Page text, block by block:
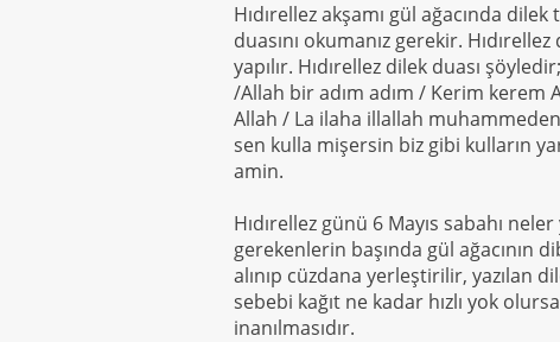
Hıdırellez akşamı gül ağacında
duasını okumanız gerekir.
yapılır. Hıdırellez dilek duası
/Allah bir adım adım / Kerim kerem
Allah / La ilaha illallah
sen kulla mişersin biz gibi kulların
amin.
Hıdırellez günü 6 Mayıs sabahı neler
gerekenlerin başında gül ağacının
alınıp cüzdana yerleştirilir, yazılan
sebebi kağıt ne kadar hızlı yok
inanılmasıdır.